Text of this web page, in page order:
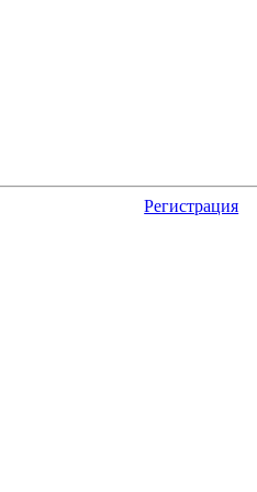
Регистрация